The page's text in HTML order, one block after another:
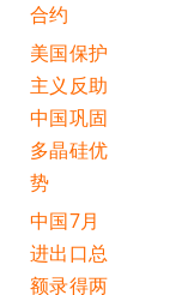
合约
美国保护
主义反助
中国巩固
多晶硅优
势
中国7月
进出口总
额录得两